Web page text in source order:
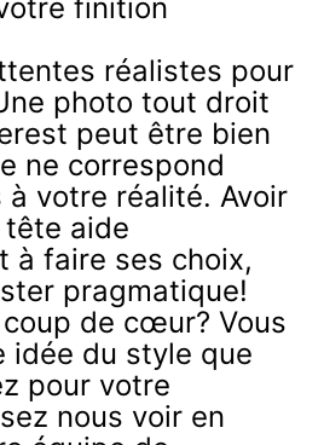
finition
réalistes pour
photo tout droit
peut être bien
ne correspond
votre réalité. Avoir
tête aide
à faire ses choix,
pragmatique!
de cœur? Vous
idée du style que
pour votre
nous voir en